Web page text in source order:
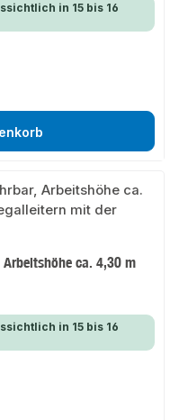
in 15 bis 16
ca. 4,30 m
in 15 bis 16